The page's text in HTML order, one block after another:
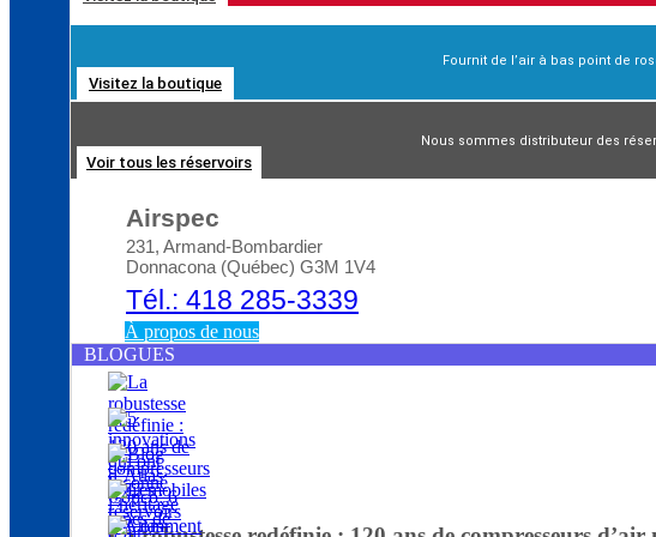
Blog d’Atlas Copco: Comment choisir le bon
Fournit de l’air à bas point de
Visitez la boutique
Nous sommes distributeur des
Voir tous les réservoirs
Airspec
231, Armand-Bombardier
Donnacona (Québec) G3M 1V4
Tél.: 418 285-3339
À propos de nous
BLOGUES